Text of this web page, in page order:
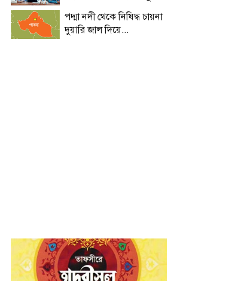
পদ্মা নদী থেকে নিষিদ্ধ চায়না
দুয়ারি জাল দিয়ে...